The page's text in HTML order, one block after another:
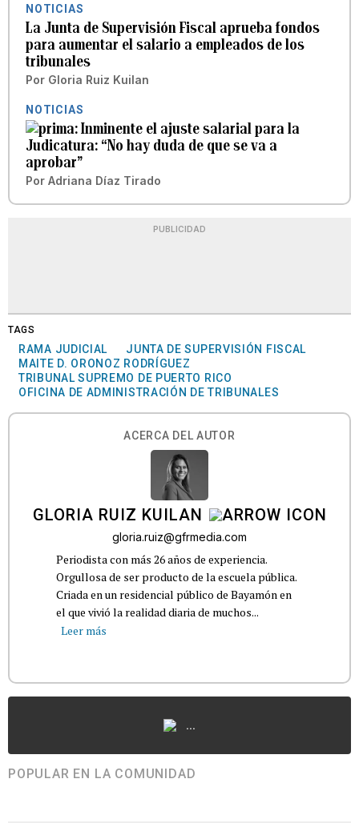
NOTICIAS
La Junta de Supervisión Fiscal aprueba fondos
para aumentar el salario a empleados de los
tribunales
Por Gloria Ruiz Kuilan
NOTICIAS
Inminente el ajuste salarial para la
Judicatura: “No hay duda de que se va a
aprobar”
Por Adriana Díaz Tirado
PUBLICIDAD
TAGS
RAMA JUDICIAL
JUNTA DE SUPERVISIÓN FISCAL
MAITE D. ORONOZ RODRÍGUEZ
TRIBUNAL SUPREMO DE PUERTO RICO
OFICINA DE ADMINISTRACIÓN DE TRIBUNALES
ACERCA DEL AUTOR
GLORIA RUIZ KUILAN
gloria.ruiz@gfrmedia.com
Periodista con más 26 años de experiencia.
Orgullosa de ser producto de la escuela pública.
Criada en un residencial público de Bayamón en
el que vivió la realidad diaria de muchos...
Leer más
...
POPULAR EN LA COMUNIDAD